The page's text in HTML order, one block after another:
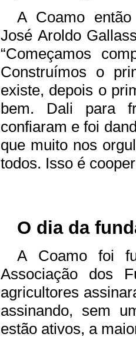
A Coamo
José Aroldo
“Começamos
Construímos o
existe, depois o
bem. Dali para
confiaram e foi
que muito nos
todos. Isso é
O dia da
A Coamo foi
Associação dos
agricultores
assinando, sem
estão ativos, a